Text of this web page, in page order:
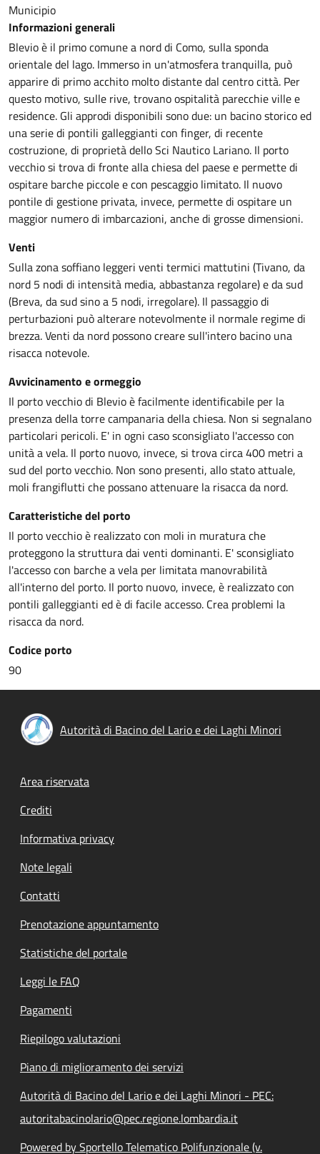
Municipio
Informazioni generali
Blevio è il primo comune a nord di Como, sulla sponda
orientale del lago. Immerso in un'atmosfera tranquilla, può
apparire di primo acchito molto distante dal centro città. Per
questo motivo, sulle rive, trovano ospitalità parecchie ville e
residence. Gli approdi disponibili sono due: un bacino storico ed
una serie di pontili galleggianti con finger, di recente
costruzione, di proprietà dello Sci Nautico Lariano. Il porto
vecchio si trova di fronte alla chiesa del paese e permette di
ospitare barche piccole e con pescaggio limitato. Il nuovo
pontile di gestione privata, invece, permette di ospitare un
maggior numero di imbarcazioni, anche di grosse dimensioni.
Venti
Sulla zona soffiano leggeri venti termici mattutini (Tivano, da
nord 5 nodi di intensità media, abbastanza regolare) e da sud
(Breva, da sud sino a 5 nodi, irregolare). Il passaggio di
perturbazioni può alterare notevolmente il normale regime di
brezza. Venti da nord possono creare sull'intero bacino una
risacca notevole.
Avvicinamento e ormeggio
Il porto vecchio di Blevio è facilmente identificabile per la
presenza della torre campanaria della chiesa. Non si segnalano
particolari pericoli. E' in ogni caso sconsigliato l'accesso con
unità a vela. Il porto nuovo, invece, si trova circa 400 metri a
sud del porto vecchio. Non sono presenti, allo stato attuale,
moli frangiflutti che possano attenuare la risacca da nord.
Caratteristiche del porto
Il porto vecchio è realizzato con moli in muratura che
proteggono la struttura dai venti dominanti. E' sconsigliato
l'accesso con barche a vela per limitata manovrabilità
all'interno del porto. Il porto nuovo, invece, è realizzato con
pontili galleggianti ed è di facile accesso. Crea problemi la
risacca da nord.
Codice porto
90
Autorità di Bacino del Lario e dei Laghi Minori
Footer menu
Area riservata
Crediti
Informativa privacy
Note legali
Contatti
Prenotazione appuntamento
Statistiche del portale
Leggi le FAQ
Pagamenti
Riepilogo valutazioni
Piano di miglioramento dei servizi
Autorità di Bacino del Lario e dei Laghi Minori - PEC:
autoritabacinolario@pec.regione.lombardia.it
Powered by Sportello Telematico Polifunzionale (v.